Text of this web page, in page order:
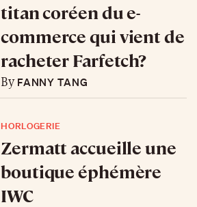
titan coréen du e-
commerce qui vient de
racheter Farfetch?
ByFANNY TANG
HORLOGERIE
Zermatt accueille une
boutique éphémère
IWC